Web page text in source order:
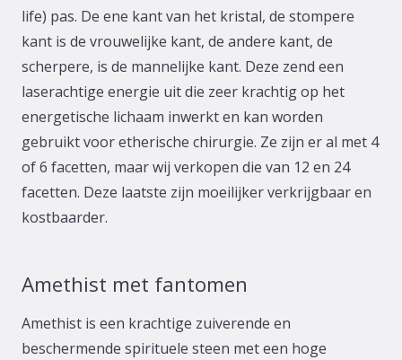
life) pas. De ene kant van het kristal, de stompere
kant is de vrouwelijke kant, de andere kant, de
scherpere, is de mannelijke kant. Deze zend een
laserachtige energie uit die zeer krachtig op het
energetische lichaam inwerkt en kan worden
gebruikt voor etherische chirurgie. Ze zijn er al met 4
of 6 facetten, maar wij verkopen die van 12 en 24
facetten. Deze laatste zijn moeilijker verkrijgbaar en
kostbaarder.
Amethist met fantomen
Amethist is een krachtige zuiverende en
beschermende spirituele steen met een hoge